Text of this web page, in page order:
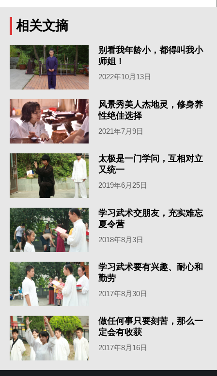
相关文摘
别看我年龄小，都得叫我小
师姐！
2022年10月13日
风景秀美人杰地灵，修身养
性绝佳选择
2021年7月9日
太极是一门学问，互相对立
又统一
2019年6月25日
学习武术交朋友，充实难忘
夏令营
2018年8月3日
学习武术要有兴趣、耐心和
勤劳
2017年8月30日
做任何事只要刻苦，那么一
定会有收获
2017年8月16日